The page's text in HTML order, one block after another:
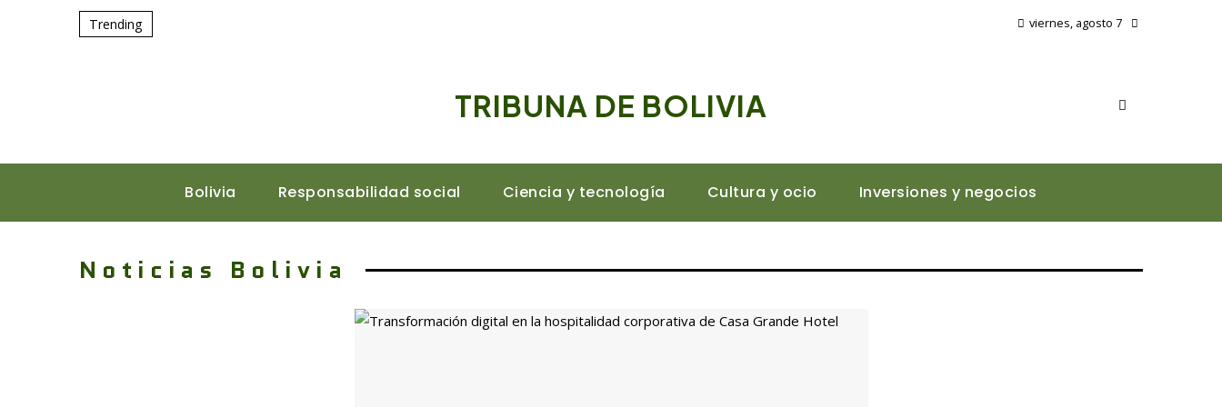
Trending viernes, agosto 7
TRIBUNA DE BOLIVIA
Bolivia Responsabilidad social Ciencia y tecnología Cultura y ocio Inversiones y negocios
Noticias Bolivia